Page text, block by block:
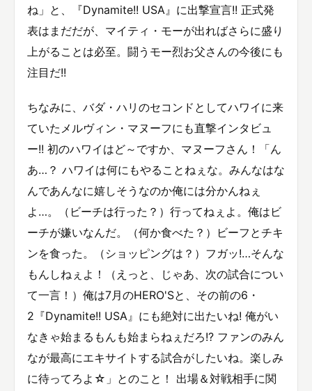
ね」と、『Dynamite!! USA』に出撃宣言!! 正式発
表はまだだが、マイティ・モーが出ればさらに盛り
上がることは必至。闘うモー烈お父さんの今後にも
注目だ!!
ちなみに、バダ・ハリのセコンドとしてハワイに来
ていたメルヴィン・マヌーフにも直撃インタビュ
ー!! 初のハワイはど～ですか、マヌーフさん！「ん
あ…？ ハワイは何にもやることねぇな。みんなはな
んであんなに嬉しそうなのか俺には分かんねぇ
よ…。（ビーチは行った？）行ってねぇよ。俺はビ
ーチが嫌いなんだ。（何か食べた？）ビーフとチキ
ンを食った。（ショッピングは？）フガッ!…そんな
もんしねぇよ！（えっと、じゃあ、次の試合につい
て一言！）俺は7月のHERO'Sと、その前の6・
2『Dynamite!! USA』にも絶対に出たいね! 俺がい
なきゃ始まるもんも始まらねぇだろ!? ファンのみん
なが最高にエキサイトする試合がしたいね。楽しみ
に待ってろよ☆」とのこと！ 出場＆対戦相手に関